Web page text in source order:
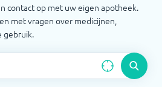
contact op met uw eigen apotheek.
met vragen over medicijnen,
gebruik.